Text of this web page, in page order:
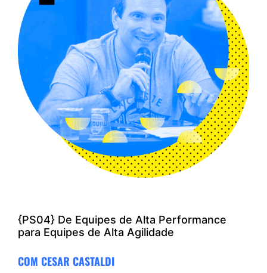
{PS04} De Equipes de Alta Performance
para Equipes de Alta Agilidade
COM CESAR CASTALDI